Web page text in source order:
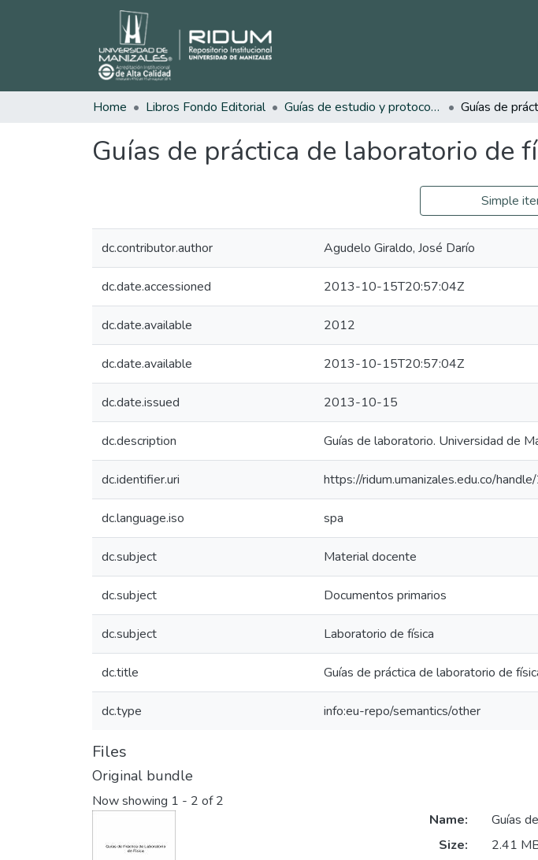
Home Libros Fondo Editorial Guías de estudio y protocolos
Guías de práctica de laboratorio de
Simple
dc.contributor.author Agudelo Giraldo, José Darío
dc.date.accessioned 2013-10-15T20:57:04Z
dc.date.available 2012
dc.date.available 2013-10-15T20:57:04Z
dc.date.issued 2013-10-15
dc.description Guías de laboratorio. Universidad de
dc.identifier.uri https://ridum.umanizales.edu.co/
dc.language.iso spa
dc.subject Material docente
dc.subject Documentos primarios
dc.subject Laboratorio de física
dc.title Guías de práctica de laboratorio de
dc.type info:eu-repo/semantics/other
Files
Original bundle
Now showing 1 - 2 of 2
Name:
Guías
Size:
2.41